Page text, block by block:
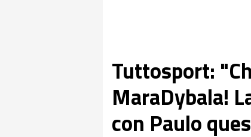
Tuttosport:
MaraDybala!
con Paulo